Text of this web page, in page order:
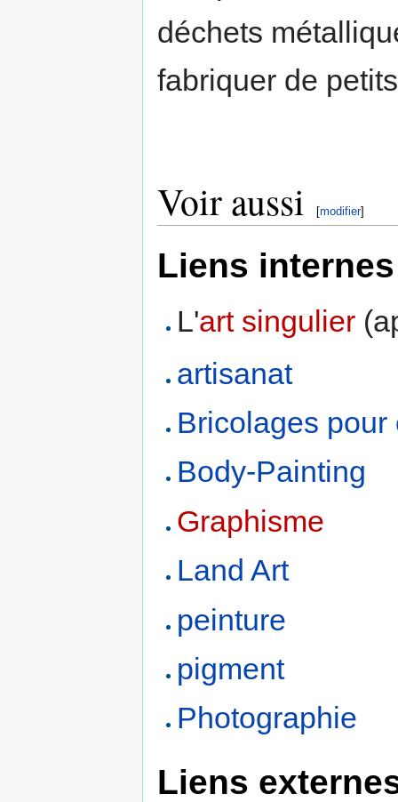
déchets
fabriquer de
Voir aussi [modifier]
Liens internes
L'art singulier
artisanat
Bricolages pour
Body-Painting
Graphisme
Land Art
peinture
pigment
Photographie
Liens